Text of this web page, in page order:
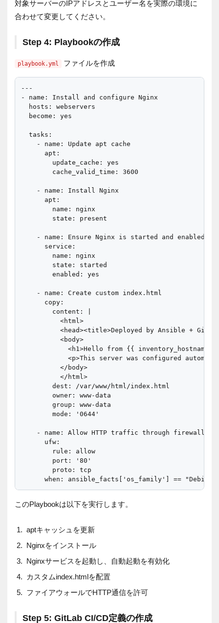
対象サーバーのIPアドレスとユーザー名を実際の環境に
合わせて変更してください。
Step 4: Playbookの作成
playbook.yml ファイルを作成
---
- name: Install and configure Nginx
  hosts: webservers
  become: yes
  tasks:
    - name: Update apt cache
      apt:
        update_cache: yes
        cache_valid_time: 3600
    - name: Install Nginx
      apt:
        name: nginx
        state: present
    - name: Ensure Nginx is started and enabled
      service:
        name: nginx
        state: started
        enabled: yes
    - name: Create custom index.html
      copy:
        content: |
          <html>
<head><title>Deployed by Ansible +
          <body>
<h1>Hello from {{ inventory_hostname
<p>This server was configured
          </body>
          </html>
        dest: /var/www/html/index.html
        owner: www-data
        group: www-data
        mode: '0644'
    - name: Allow HTTP traffic through firewall
      ufw:
        rule: allow
        port: '80'
        proto: tcp
このPlaybookは以下を実行します。
aptキャッシュを更新
Nginxをインストール
Nginxサービスを起動し、自動起動を有効化
カスタムindex.htmlを配置
ファイアウォールでHTTP通信を許可
Step 5: GitLab CI/CD定義の作成